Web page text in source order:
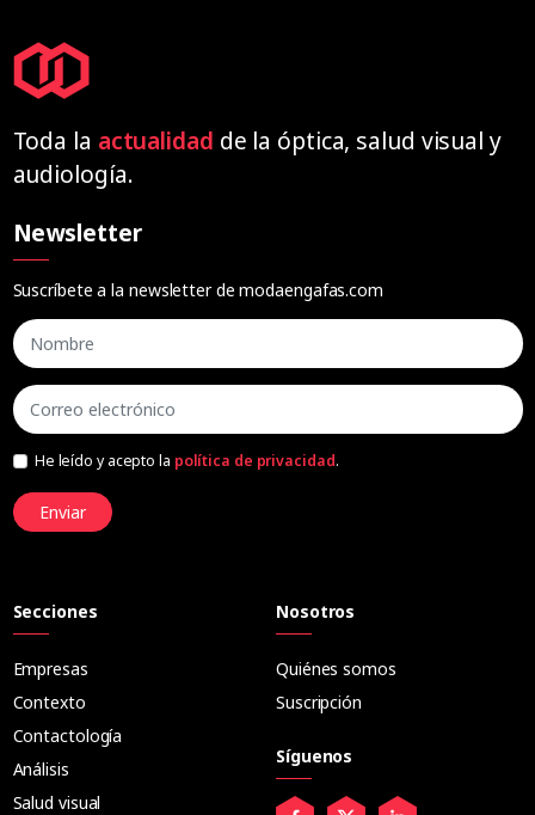
Toda la actualidad de la óptica, salud visual y
audiología.
Newsletter
Suscríbete a la newsletter de modaengafas.com
He leído y acepto la política de privacidad.
Enviar
Secciones
Empresas
Contexto
Contactología
Análisis
Salud visual
Nosotros
Quiénes somos
Suscripción
Síguenos